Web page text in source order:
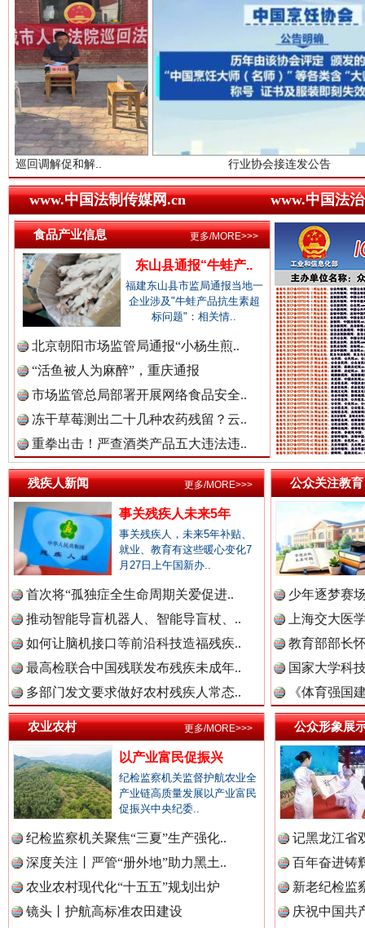
中国农业新闻网.
中国视频新闻网.
中国廉政法纪网.
中国律师在线.
中国参政网.中
世界屋脊 天路回响 永
红船起航处 潮起向未来 广州首
三年瞒报超千万 隐匿收入偷税被查处..
祁连巍巍树丰碑 高回报
解.. 行业协会接连发公告
www.中国法制传媒网.cn www.中国法
食品产业信息
东山县通报“牛蛙产..
福建东山县市监局通报当地一
企业涉及"牛蛙产品抗生素超
标问题"：相关情..
北京朝阳市场监管局通报“小杨生煎..
“活鱼被人为麻醉”，重庆通报
市场监管总局部署开展网络食品安全..
冻干草莓测出二十几种农药残留？云..
重拳出击！严查酒类产品五大违法违..
更多/MORE>>>
残疾人新闻
事关残疾人未来5年
事关残疾人，未来5年补贴、
就业、教育有这些暖心变化7
月27日上午国新办..
首次将“孤独症全生命周期关爱促进..
推动智能导盲机器人、智能导盲杖、..
如何让脑机接口等前沿科技造福残疾..
最高检联合中国残联发布残疾未成年..
多部门发文要求做好农村残疾人常态..
更多/MORE>>> 公众关注教育
少年逐梦赛
上海交大医
教育部部长
国家大学科
《体育强国
农业农村
以产业富民促振兴
纪检监察机关监督护航农业全
产业链高质量发展以产业富民
促振兴中央纪委..
纪检监察机关聚焦“三夏”生产强化..
深度关注丨严管“册外地”助力黑土..
农业农村现代化“十五五”规划出炉
镜头丨护航高标准农田建设
更多/MORE>>> 公众形象展
记黑龙江省
百年奋进铸
新老纪检监
庆祝中国共